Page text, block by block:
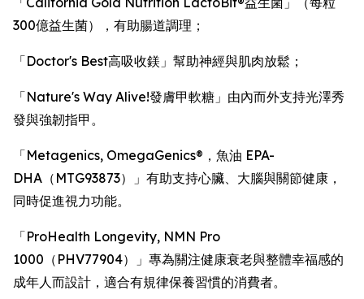
300億益生菌），有助腸道調理；
「Doctor's Best高吸收鎂」幫助神經與肌肉放鬆；
「Nature's Way Alive!發膚甲軟糖」由內而外支持光澤秀
發與強韌指甲。
「Metagenics, OmegaGenics®，魚油 EPA-
DHA（MTG93873）」有助支持心臟、大腦與關節健康，
同時促進視力功能。
「ProHealth Longevity, NMN Pro
1000（PHV77904）」專為關注健康衰老與整體幸福感的
成年人而設計，適合有規律保養習慣的消費者。